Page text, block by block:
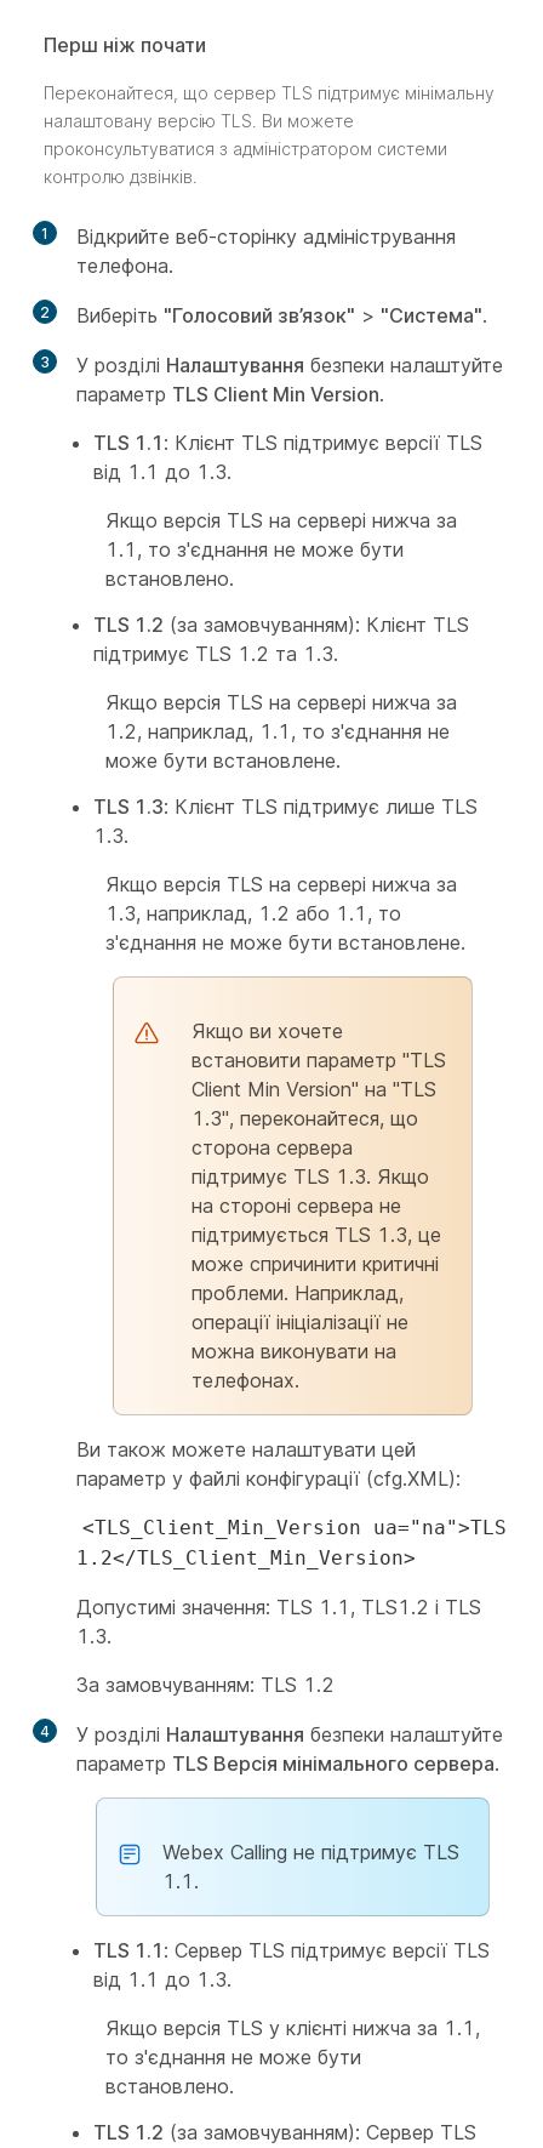
Перш ніж почати
Переконайтеся, що сервер TLS підтримує мінімальну
налаштовану версію TLS. Ви можете
проконсультуватися з адміністратором системи
контролю дзвінків.
1
Відкрийте веб-сторінку адміністрування
телефона.
2 Виберіть "Голосовий зв’язок" > "Система".
3 У розділі Налаштування безпеки налаштуйте
параметр TLS Client Min Version.
TLS 1.1 : Клієнт TLS підтримує версії TLS
від 1.1 до 1.3.
Якщо версія TLS на сервері нижча за
1.1, то з'єднання не може бути
встановлено.
TLS 1.2 (за замовчуванням): Клієнт TLS
підтримує TLS 1.2 та 1.3.
Якщо версія TLS на сервері нижча за
1.2, наприклад, 1.1, то з'єднання не
може бути встановлене.
TLS 1.3: Клієнт TLS підтримує лише TLS
1.3.
Якщо версія TLS на сервері нижча за
1.3, наприклад, 1.2 або 1.1, то
з'єднання не може бути встановлене.
Якщо ви хочете
встановити параметр "TLS
Client Min Version" на "TLS
1.3", переконайтеся, що
сторона сервера
підтримує TLS 1.3. Якщо
на стороні сервера не
підтримується TLS 1.3, це
може спричинити критичні
проблеми. Наприклад,
операції ініціалізації не
можна виконувати на
телефонах.
Ви також можете налаштувати цей
параметр у файлі конфігурації (cfg.XML):
<TLS_Client_Min_Version ua="na">TLS
1.2</TLS_Client_Min_Version>
Допустимі значення: TLS 1.1, TLS1.2 і TLS
1.3.
За замовчуванням: TLS 1.2
4 У розділі Налаштування безпеки налаштуйте
параметр TLS Версія мінімального сервера.
Webex Calling не підтримує TLS
1.1.
TLS 1.1 : Сервер TLS підтримує версії TLS
від 1.1 до 1.3.
Якщо версія TLS у клієнті нижча за 1.1,
то з'єднання не може бути
встановлено.
TLS 1.2 (за замовчуванням): Сервер TLS